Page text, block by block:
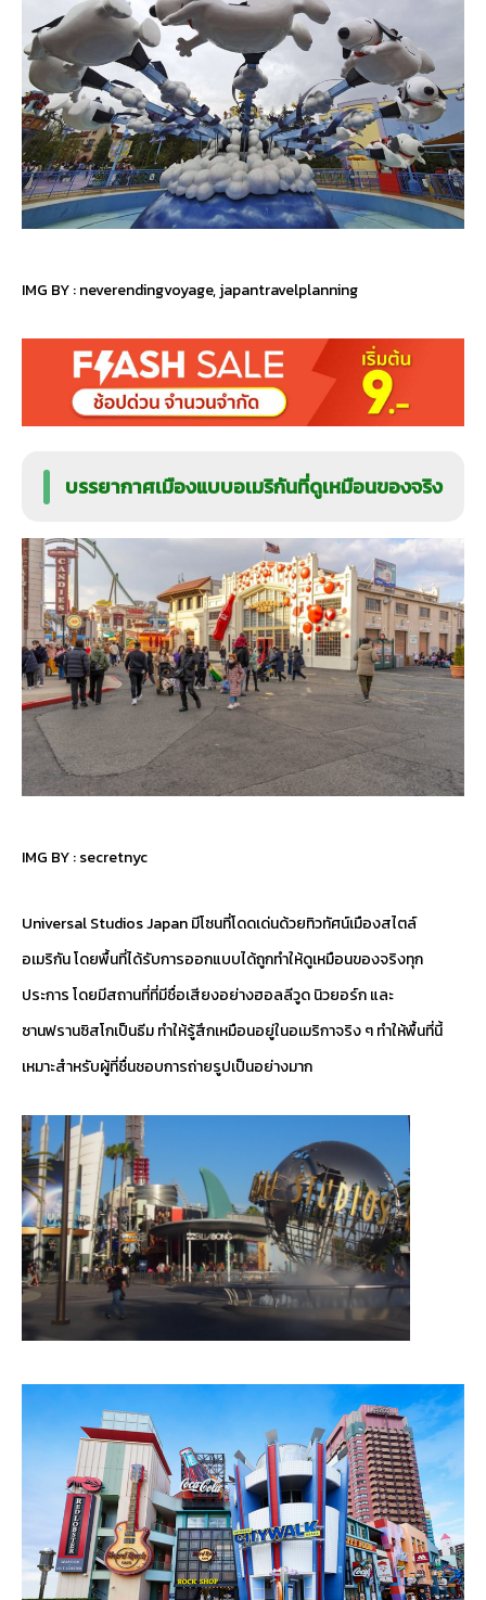
IMG BY :neverendingvoyage,japantravelplanning
บรรยากาศเมืองแบบอเมริกันที่ดูเหมือนของจริง
IMG BY :secretnyc
Universal Studios Japan มีโซนที่โดดเด่นด้วยทิวทัศน์เมืองสไตล์
อเมริกัน โดยพื้นที่ได้รับการออกแบบได้ถูกทำให้ดูเหมือนของจริงทุก
ประการ โดยมีสถานที่ที่มีชื่อเสียงอย่างฮอลลีวูด นิวยอร์ก และ
ซานฟรานซิสโกเป็นธีม ทำให้รู้สึกเหมือนอยู่ในอเมริกาจริง ๆ ทำให้พื้นที่นี้
เหมาะสำหรับผู้ที่ชื่นชอบการถ่ายรูปเป็นอย่างมาก